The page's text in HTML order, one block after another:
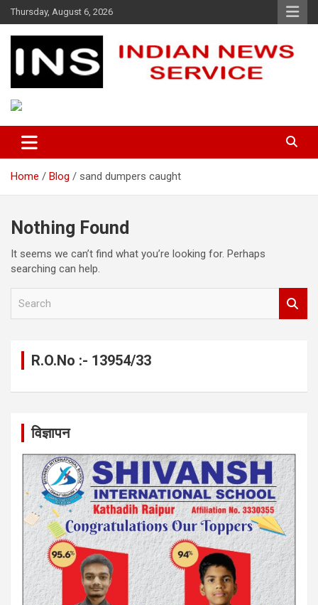
Skip
to
content
Thursday, August 6, 2026
Indian News Service
Home Blog sand dumpers caught
Nothing Found
It seems we can’t find what you’re looking for. Perhaps
searching can help.
R.O.No :- 13954/33
विज्ञापन